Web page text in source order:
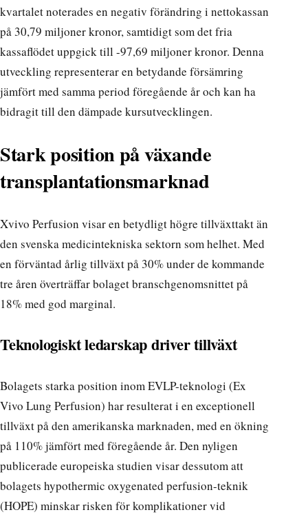
kvartalet noterades en negativ förändring i nettokassan
på 30,79 miljoner kronor, samtidigt som det fria
kassaflödet uppgick till -97,69 miljoner kronor. Denna
utveckling representerar en betydande försämring
jämfört med samma period föregående år och kan ha
bidragit till den dämpade kursutvecklingen.
Stark position på växande
transplantationsmarknad
Xvivo Perfusion visar en betydligt högre tillväxttakt än
den svenska medicintekniska sektorn som helhet. Med
en förväntad årlig tillväxt på 30% under de kommande
tre åren överträffar bolaget branschgenomsnittet på
18% med god marginal.
Teknologiskt ledarskap driver tillväxt
Bolagets starka position inom EVLP-teknologi (Ex
Vivo Lung Perfusion) har resulterat i en exceptionell
tillväxt på den amerikanska marknaden, med en ökning
på 110% jämfört med föregående år. Den nyligen
publicerade europeiska studien visar dessutom att
bolagets hypothermic oxygenated perfusion-teknik
(HOPE) minskar risken för komplikationer vid